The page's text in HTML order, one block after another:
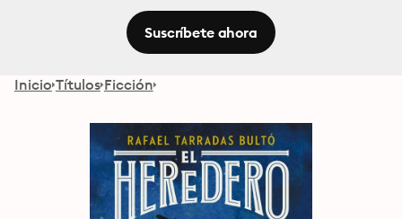
Suscríbete ahora
Inicio Títulos Ficción